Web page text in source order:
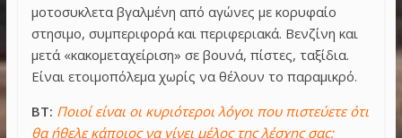
μοτοσυκλετα βγαλμένη από αγώνες με κορυφαίο
στησιμο, συμπεριφορά και περιφεριακά. Βενζίνη και
μετά «κακομεταχείριση» σε βουνά, πίστες, ταξίδια.
Είναι ετοιμοπόλεμα χωρίς να θέλουν το παραμικρό.
BT: Ποιοί είναι οι κυριότεροι λόγοι που πιστεύετε ότι
θα ήθελε κάποιος να γίνει μέλος της λέσχης σας;